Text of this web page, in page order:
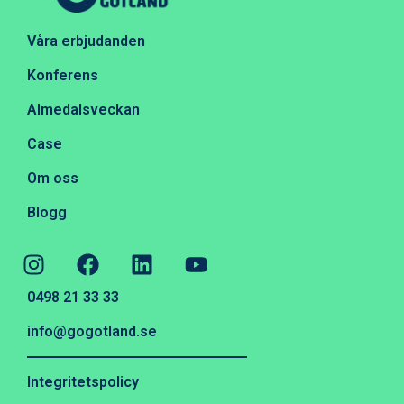
Våra erbjudanden
Konferens
Almedalsveckan
Case
Om oss
Blogg
0498 21 33 33
info@gogotland.se
Integritetspolicy